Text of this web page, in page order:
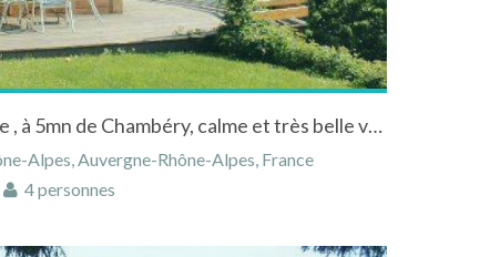
location écogîte à la semaine , à 5mn de Chambéry, calme et très belle vue sur la cluse chambérienne
Alpes, Auvergne-Rhône-Alpes, France
4 personnes